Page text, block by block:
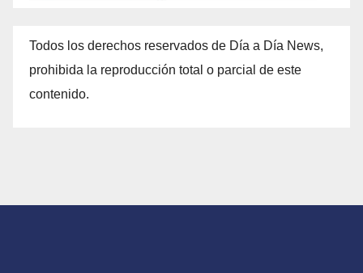
Todos los derechos reservados de Día a Día News,
prohibida la reproducción total o parcial de este
contenido.